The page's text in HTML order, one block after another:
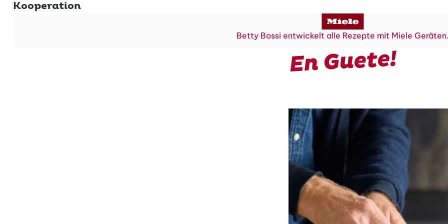
Kooperation
Betty Bossi entwickelt alle Rezepte mit Miele
En Guete!